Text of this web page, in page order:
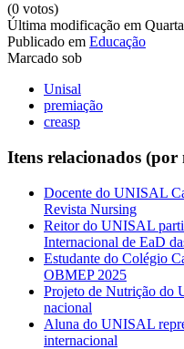
(0 votos)
Última modificação em
Publicado em Educação
Marcado sob
Unisal
premiação
creasp
Itens relacionados
Docente do UNISAL
Revista Nursing
Reitor do UNISAL
Internacional de EaD
Estudante do Colégio
OBMEP 2025
Projeto de Nutrição do
nacional
Aluna do UNISAL
internacional